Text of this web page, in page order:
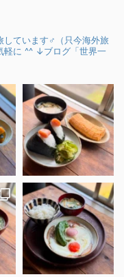
しています♂（只今海外旅
軽に ^^ ↓ブログ「世界一